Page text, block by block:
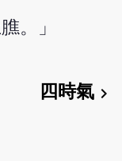
。」
四時氣chevron_right